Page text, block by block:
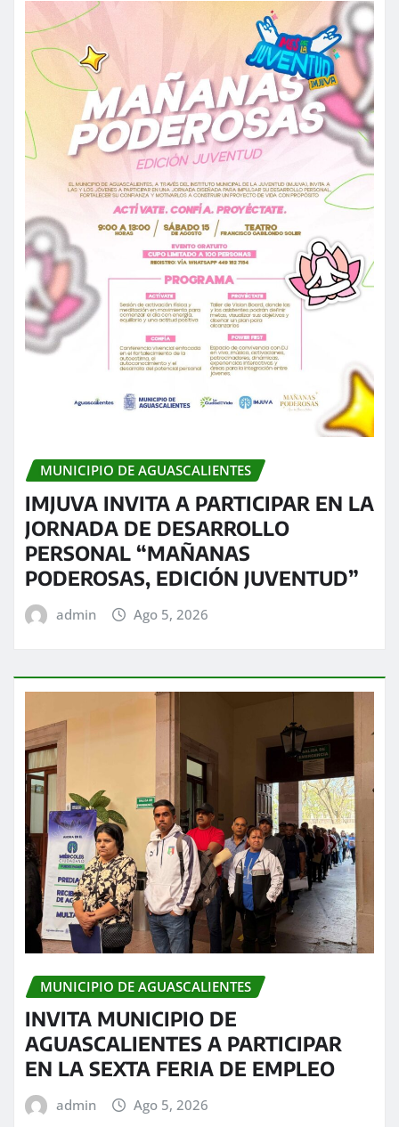
MUNICIPIO DE AGUASCALIENTES
IMJUVA INVITA A PARTICIPAR EN LA
JORNADA DE DESARROLLO
PERSONAL “MAÑANAS
PODEROSAS, EDICIÓN JUVENTUD”
admin Ago 5, 2026
MUNICIPIO DE AGUASCALIENTES
INVITA MUNICIPIO DE
AGUASCALIENTES A PARTICIPAR
EN LA SEXTA FERIA DE EMPLEO
admin Ago 5, 2026